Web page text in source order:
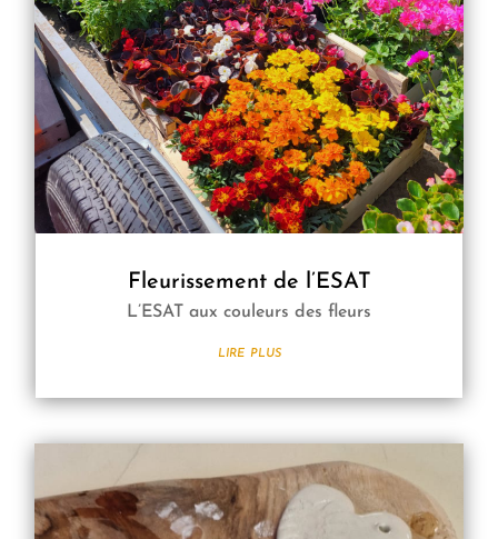
Fleurissement de l’ESAT
L’ESAT aux couleurs des fleurs
lire plus